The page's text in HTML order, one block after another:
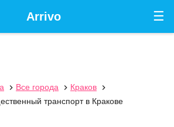
☰
Arrivo
 Все города  Краков

транспорт в Кракове